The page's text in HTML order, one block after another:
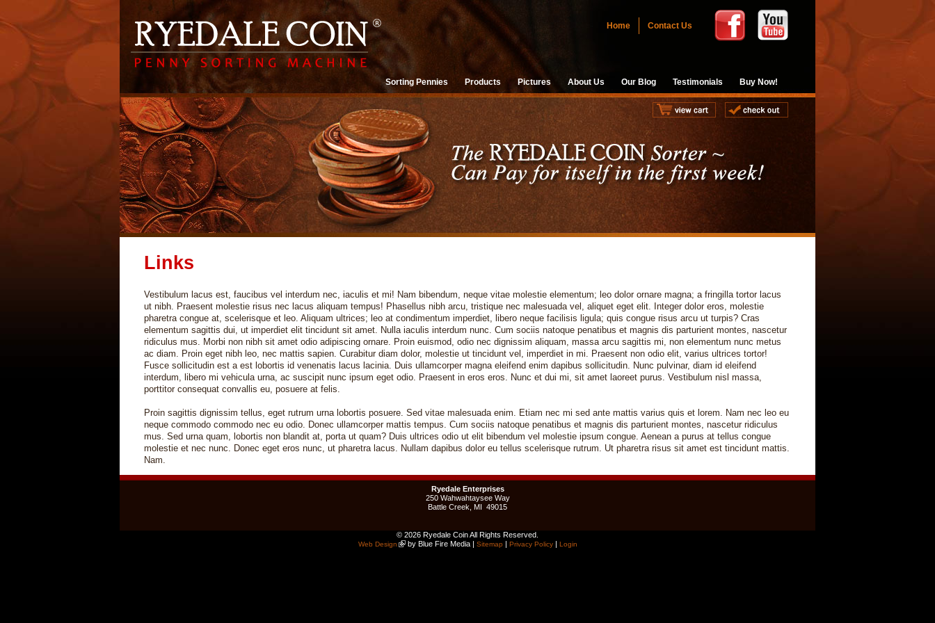
Home Contact Us
Sorting Pennies Products Pictures About Us Our Blog Testimonials Buy Now!
Links
Vestibulum lacus est, faucibus vel interdum nec, iaculis et mi! Nam bibendum, neque vitae molestie elementum; leo dolor ornare magna; a fringilla tortor lacus
ut nibh. Praesent molestie risus nec lacus aliquam tempus! Phasellus nibh arcu, tristique nec malesuada vel, aliquet eget elit. Integer dolor eros, molestie
pharetra congue at, scelerisque et leo. Aliquam ultrices; leo at condimentum imperdiet, libero neque facilisis ligula; quis congue risus arcu ut turpis? Cras
elementum sagittis dui, ut imperdiet elit tincidunt sit amet. Nulla iaculis interdum nunc. Cum sociis natoque penatibus et magnis dis parturient montes, nascetur
ridiculus mus. Morbi non nibh sit amet odio adipiscing ornare. Proin euismod, odio nec dignissim aliquam, massa arcu sagittis mi, non elementum nunc metus
ac diam. Proin eget nibh leo, nec mattis sapien. Curabitur diam dolor, molestie ut tincidunt vel, imperdiet in mi. Praesent non odio elit, varius ultrices tortor!
Fusce sollicitudin est a est lobortis id venenatis lacus lacinia. Duis ullamcorper magna eleifend enim dapibus sollicitudin. Nunc pulvinar, diam id eleifend
interdum, libero mi vehicula urna, ac suscipit nunc ipsum eget odio. Praesent in eros eros. Nunc et dui mi, sit amet laoreet purus. Vestibulum nisl massa,
porttitor consequat convallis eu, posuere at felis.
Proin sagittis dignissim tellus, eget rutrum urna lobortis posuere. Sed vitae malesuada enim. Etiam nec mi sed ante mattis varius quis et lorem. Nam nec leo eu
neque commodo commodo nec eu odio. Donec ullamcorper mattis tempus. Cum sociis natoque penatibus et magnis dis parturient montes, nascetur ridiculus
mus. Sed urna quam, lobortis non blandit at, porta ut quam? Duis ultrices odio ut elit bibendum vel molestie ipsum congue. Aenean a purus at tellus congue
molestie et nec nunc. Donec eget eros nunc, ut pharetra lacus. Nullam dapibus dolor eu tellus scelerisque rutrum. Ut pharetra risus sit amet est tincidunt mattis.
Nam.
Ryedale Enterprises
250 Wahwahtaysee Way
Battle Creek, MI 49015
© 2026 Ryedale Coin All Rights Reserved.
Web Design by Blue Fire Media | Sitemap Privacy Policy| Login